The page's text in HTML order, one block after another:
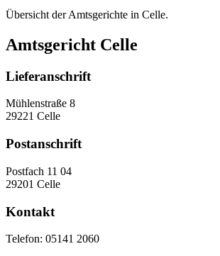
Übersicht der Amtsgerichte in Celle.
Amtsgericht Celle
Lieferanschrift
Mühlenstraße 8
29221 Celle
Postanschrift
Postfach 11 04
29201 Celle
Kontakt
Telefon: 05141 2060